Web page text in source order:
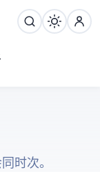
30 次。